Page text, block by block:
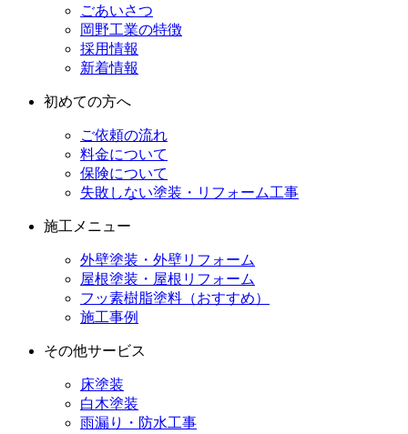
ごあいさつ
岡野工業の特徴
採用情報
新着情報
初めての方へ
ご依頼の流れ
料金について
保険について
失敗しない塗装・リフォーム工事
施工メニュー
外壁塗装・外壁リフォーム
屋根塗装・屋根リフォーム
フッ素樹脂塗料（おすすめ）
施工事例
その他サービス
床塗装
白木塗装
雨漏り・防水工事